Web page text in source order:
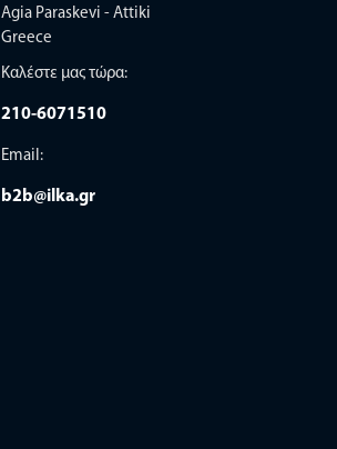
Agia Paraskevi - Attiki
Greece
Καλέστε μας τώρα:
210-6071510
Email:
b2b@ilka.gr